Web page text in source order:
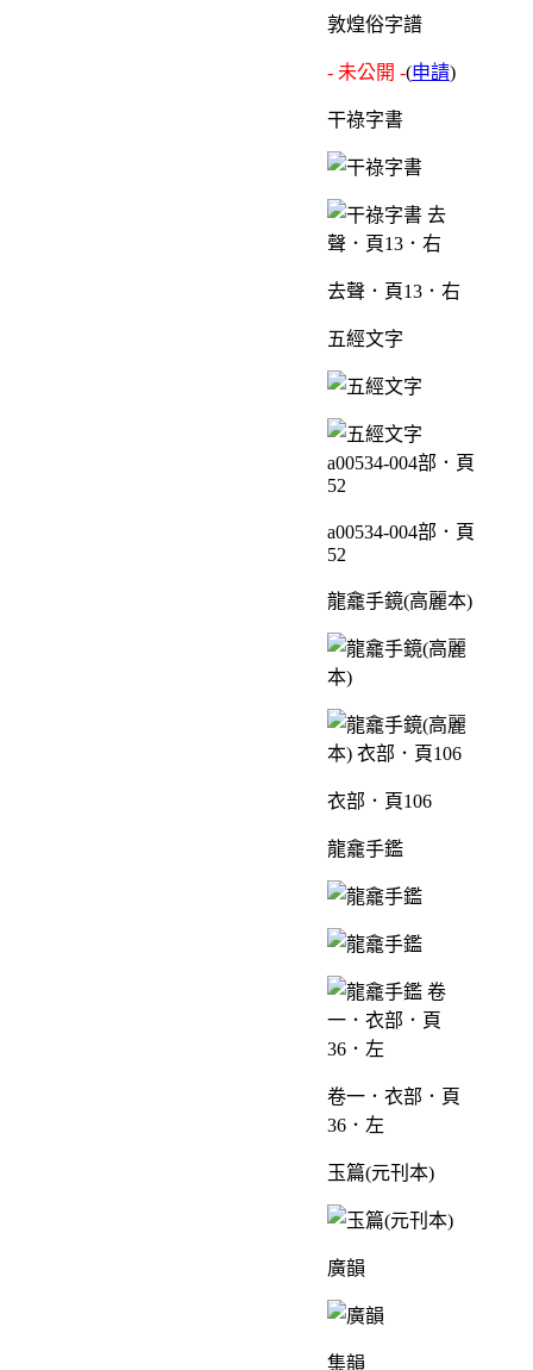
敦煌俗字譜
- 未公開 -(申請)
干祿字書
去聲．頁13．右
五經文字
a00534-004部．頁
52
龍龕手鏡(高麗本)
衣部．頁106
龍龕手鑑
卷一．衣部．頁
36．左
玉篇(元刊本)
廣韻
集韻